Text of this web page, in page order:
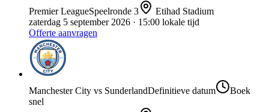
Premier LeagueSpeelronde 3
Etihad Stadium
zaterdag 5 september 2026 · 15:00 lokale tijd
Offerte aanvragen
Manchester City vs SunderlandDefinitieve datum
Boek
snel